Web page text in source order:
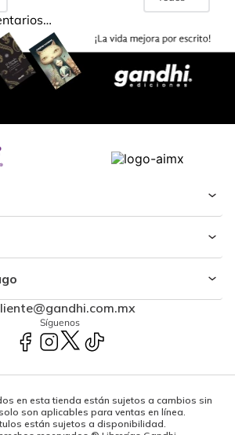
Síguenos
en esta tienda están sujetos a cambios sin
son aplicables para ventas en línea.
están sujetos a disponibilidad.